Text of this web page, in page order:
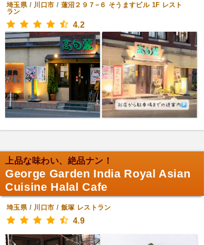
埼玉県/ 川口市 / 蓮沼２９７−６ そうますビル 1F レスト
ラン
4.2
上品な味わい、絶品ナン！
George Garden India Royal Asian
Cuisine Halal Cafe
埼玉県/ 川口市 / 飯塚 レストラン
4.9